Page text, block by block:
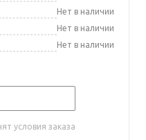
Нет в наличии
Нет в наличии
Нет в наличии
условия заказа